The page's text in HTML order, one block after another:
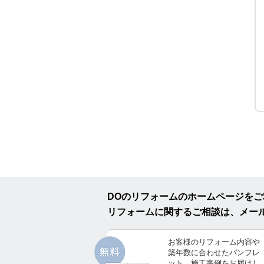
DOのリフォームのホームページを
リフォームに関するご相談は、メー
お客様のリフォーム内容や
築年数に合わせたパンフレ